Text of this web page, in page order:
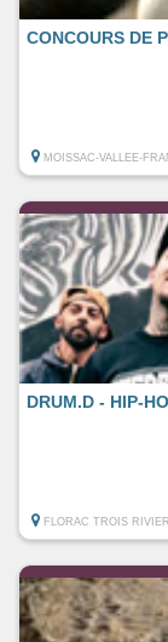
CONCOURS DE
MOISSAC-VALLEE-
DRUM.D - HIP-
FLORAC TROIS